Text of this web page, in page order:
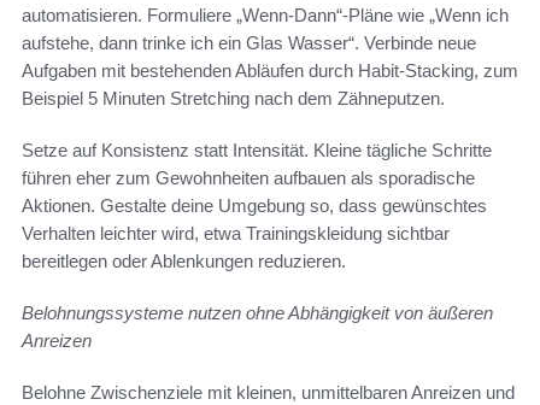
automatisieren. Formuliere „Wenn‑Dann“-Pläne wie „Wenn ich
aufstehe, dann trinke ich ein Glas Wasser“. Verbinde neue
Aufgaben mit bestehenden Abläufen durch Habit-Stacking, zum
Beispiel 5 Minuten Stretching nach dem Zähneputzen.
Setze auf Konsistenz statt Intensität. Kleine tägliche Schritte
führen eher zum Gewohnheiten aufbauen als sporadische
Aktionen. Gestalte deine Umgebung so, dass gewünschtes
Verhalten leichter wird, etwa Trainingskleidung sichtbar
bereitlegen oder Ablenkungen reduzieren.
Belohnungssysteme nutzen ohne Abhängigkeit von äußeren
Anreizen
Belohne Zwischenziele mit kleinen, unmittelbaren Anreizen und